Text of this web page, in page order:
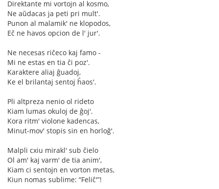
Direktante mi vortojn al kosmo,
Ne aŭdacas ja peti pri mult'.
Punon al malamik' ne klopodos,
Eĉ ne havos opcion de l' jur'.
Ne necesas riĉeco kaj famo -
Mi ne estas en tia ĉi poz'.
Karaktere aliaj ĝuadoj,
Ke el brilantaj sentoj ĥaos'.
Pli altpreza nenio ol rideto
Kiam lumas okuloj de ĝoj'.
Kora ritm' violone kadencas,
Minut-mov' stopis sin en horloĝ'.
Malpli cxiu mirakl' sub ĉielo
Ol am' kaj varm' de tia anim',
Kiam ci sentojn en vorton metas,
Kiun nomas sublime: “Feliĉ'”!